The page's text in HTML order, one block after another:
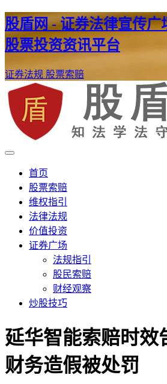
股盾网 - 证券法律宣传广
股票投资资讯平台
证券法规 股票索赔
股盾网
证券股票维权网
首页
股票索赔
维权指引
法律法规
价值投资
证券广场
法规指引
股民索赔
财经观察
炒股技巧
延华智能索赔时效
财务造假被处罚